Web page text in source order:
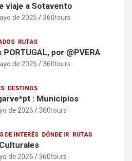
viaje a Sotavento
de 2026 360tours
RUTAS
PORTUGAL, por @PVERA
de 2026 360tours
DESTINOS
: Municipios
de 2026 360tours
DE INTERÉS DÓNDE IR RUTAS
de 2026 360tours